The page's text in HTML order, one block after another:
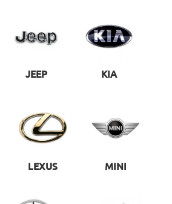
JEEP KIA
LEXUS MINI